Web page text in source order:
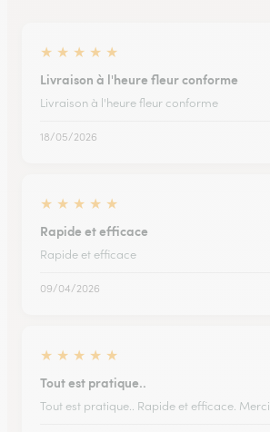
★ ★ ★ ★ ★
Livraison à l'heure fleur conforme
Livraison à l'heure fleur conforme
18/05/2026
★ ★ ★ ★ ★
Rapide et efficace
Rapide et efficace
09/04/2026
★ ★ ★ ★ ★
Tout est pratique..
Tout est pratique.. Rapide et efficace. Merci